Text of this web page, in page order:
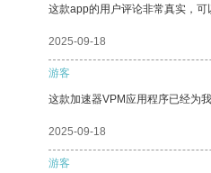
这款app的用户评论非常真实，可
2025-09-18
游客
这款加速器VPM应用程序已经为
2025-09-18
游客